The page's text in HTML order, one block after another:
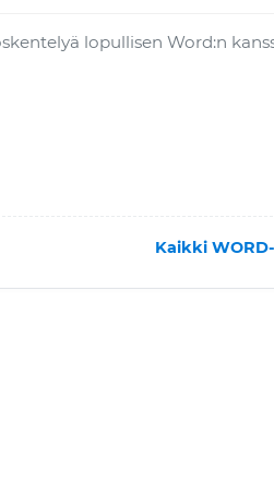
lopullisen Word:n
Kaikki